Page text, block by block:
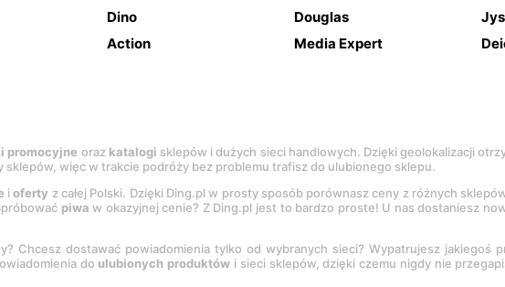
Dino
Douglas
Action
Media Expert
promocyjne oraz katalogi sklepów i dużych sieci handlowych. Dzięki geolokalizacji
więc w trakcie podróży bez problemu trafisz do ulubionego sklepu.
ioferty z całej Polski. Dzięki Ding.pl w prosty sposób porównasz ceny z różnych
piwa w okazyjnej cenie? Z Ding.pl jest to bardzo proste! U nas dostaniesz
Chcesz dostawać powiadomienia tylko od wybranych sieci? Wypatrujesz jakiegoś
do ulubionych produktów i sieci sklepów, dzięki czemu nigdy nie